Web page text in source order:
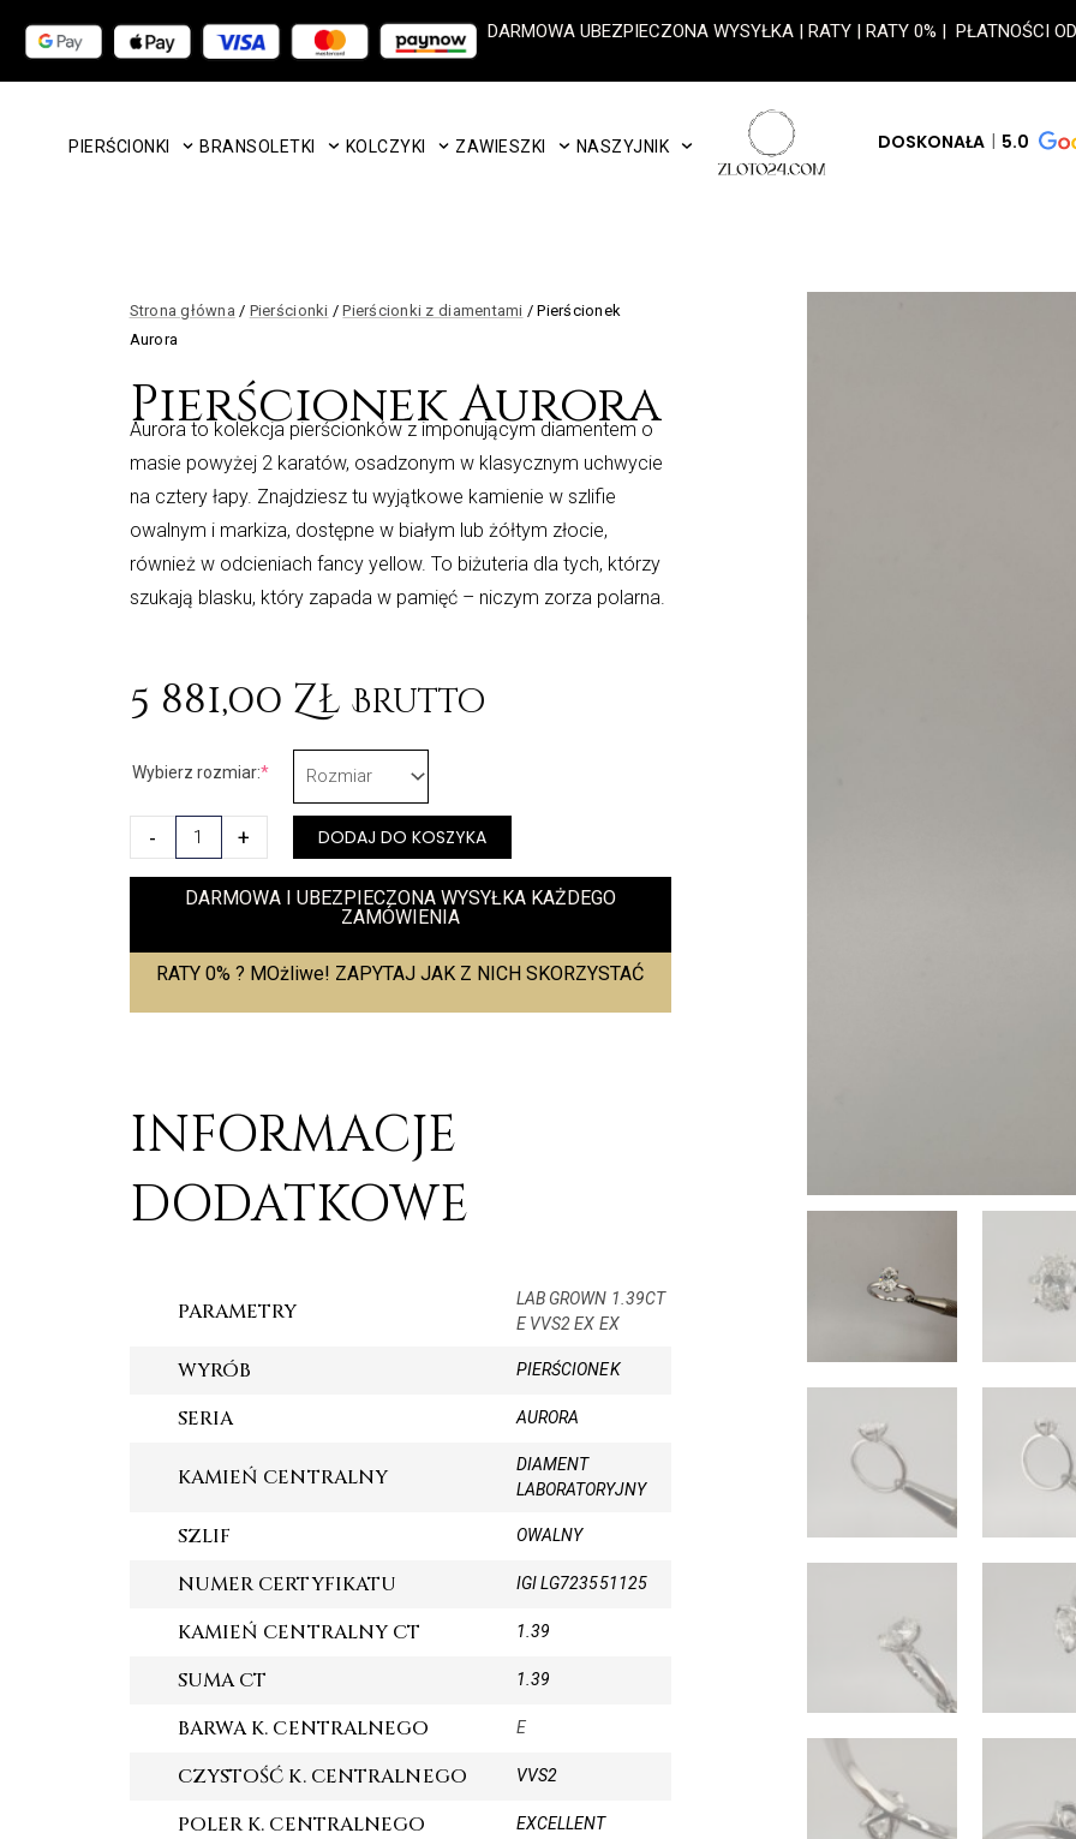
treści
DARMOWA UBEZPIECZONA WYSYŁKA | RATY | RATY 0% | PŁATNOŚCI
PIERŚCIONKI BRANSOLETKI KOLCZYKI ZAWIESZKI NASZYJNIK DOSKONAŁA 5.0
Strona główna / Pierścionki /Pierścionki z diamentami / Pierścionek
Aurora
Pierścionek Aurora
Aurora to kolekcja pierścionków z imponującym diamentem o
masie powyżej 2 karatów, osadzonym w klasycznym uchwycie
na cztery łapy. Znajdziesz tu wyjątkowe kamienie w szlifie
owalnym i markiza, dostępne w białym lub żółtym złocie,
również w odcieniach fancy yellow. To biżuteria dla tych, którzy
szukają blasku, który zapada w pamięć – niczym zorza polarna.
5 881,00 Zł Brutto
Wybierz rozmiar:*
-
Pierścionek
Aurora
+ DODAJ DO KOSZYKA
DARMOWA I UBEZPIECZONA WYSYŁKA KAŻDEGO
ZAMÓWIENIA
RATY 0% ? MOżliwe! ZAPYTAJ JAK Z NICH SKORZYSTAĆ
INFORMACJE
DODATKOWE
PARAMETRY
LAB GROWN 1.39CT
E VVS2 EX EX
WYRÓB PIERŚCIONEK
SERIA AURORA
KAMIEŃ CENTRALNY
DIAMENT
LABORATORYJNY
SZLIF OWALNY
NUMER CERTYFIKATU IGI LG723551125
KAMIEŃ CENTRALNY CT 1.39
SUMA CT 1.39
BARWA K. CENTRALNEGO E
CZYSTOŚĆ K. CENTRALNEGO VVS2
POLER K. CENTRALNEGO EXCELLENT